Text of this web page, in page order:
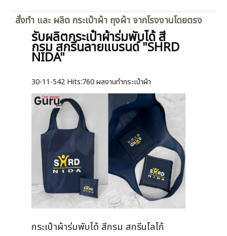
สั่งทำ และ ผลิต กระเป๋าผ้า ถุงผ้า จากโรงงานโดยตรง
รับผลิตกระเป๋าผ้าร่มพับได้ สี
กรม สกรีนลายแบรนด์ "SHRD
NIDA"
30-11-542 Hits:760 ผลงานทำกระเป๋าผ้า
กระเป๋าผ้าร่มพับได้ สีกรม สกรีนโลโก้